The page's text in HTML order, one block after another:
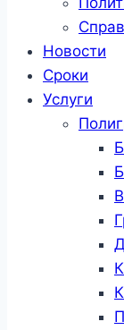
Новости
Сроки
Услуги